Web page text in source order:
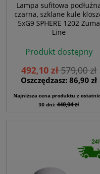
Lampa sufitowa
czarna, szklane kule
5xG9 SPHERE 1202 Zuma
Line
Produkt dostępny
492,10 zł579,00 zł
Oszczędzasz: 86,90 zł
Najniższa cena produktu z
30 dni:440,04 zł